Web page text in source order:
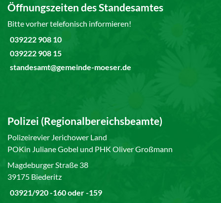
Öffnungszeiten des Standesamtes
Bitte vorher telefonisch informieren!
039222 908 10
039222 908 15
standesamt@gemeinde-moeser.de
Polizei (Regionalbereichsbeamte)
Polizeirevier Jerichower Land
POKin Juliane Gobel und PHK Oliver Großmann
Magdeburger Straße 38
39175 Biederitz
03921/920 -160 oder -159